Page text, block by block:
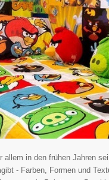
allem in den frühen Jahren
- Farben, Formen und